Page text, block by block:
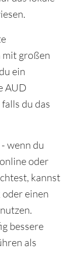
großen
ein
AUD
du das
- wenn du
oder
kannst
einen
bessere
als